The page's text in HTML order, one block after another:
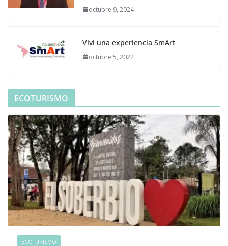
octubre 9, 2024
Viví una experiencia SmArt
octubre 5, 2022
ECOTURISMO
ECOTURISMO